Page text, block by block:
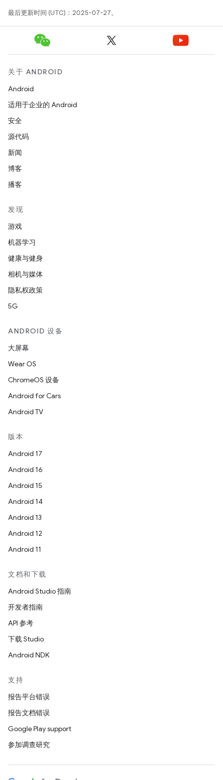
最后更新时间 (UTC)：2025-07-27。
关于 ANDROID
Android
适用于企业的 Android
安全
源代码
新闻
博客
播客
发现
游戏
机器学习
健康与健身
相机与媒体
隐私权政策
5G
ANDROID 设备
大屏幕
Wear OS
ChromeOS 设备
Android for Cars
Android TV
版本
Android 17
Android 16
Android 15
Android 14
Android 13
Android 12
Android 11
文档和下载
Android Studio 指南
开发者指南
API 参考
下载 Studio
Android NDK
支持
报告平台错误
报告文档错误
Google Play support
参加调查研究